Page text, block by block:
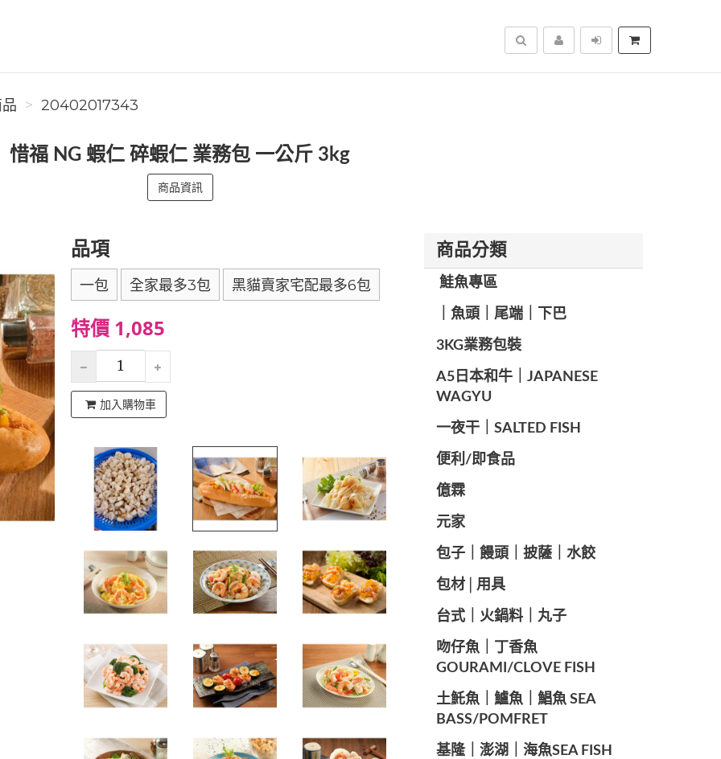
搜尋
20402017343
惜福 NG 蝦仁 碎蝦仁 業務包 一公斤 3kg
商品資訊
品項
一包 全家最多3包 黑貓賣家宅配最多6包
特價 1,085
加入購物車
商品分類
️ 鮭魚專區
️｜魚頭｜尾端｜下巴
️3KG業務包裝
A5日本和牛｜JAPANESE
WAGYU
️一夜干｜SALTED FISH
便利/即食品
億霖
元家
️包子｜饅頭｜披薩｜水餃
包材│用具
️台式｜火鍋料｜丸子
️吻仔魚｜丁香魚
GOURAMI/CLOVE FISH
️土魠魚｜鱸魚｜鯧魚 SEA ​​
BASS/POMFRET
️基隆｜澎湖｜海魚SEA ​​FISH